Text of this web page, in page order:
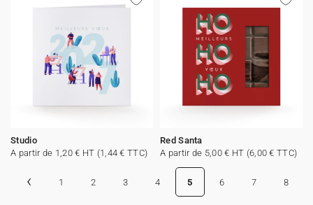
Studio
A partir de 1,20 € HT (1,44 € TTC)
Red Santa
A partir de 5,00 € HT (6,00 € TTC)
‹ 1 2 3 4 5 6 7 8